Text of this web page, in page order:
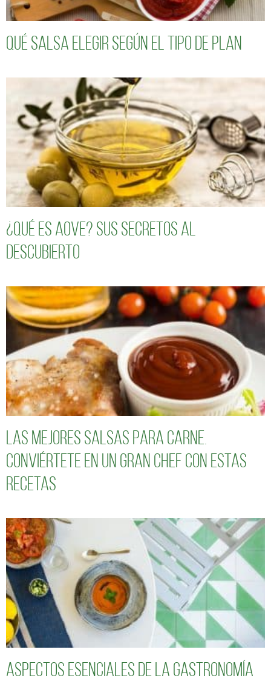
Qué salsa elegir según el tipo de plan
¿Qué es AOVE? Sus secretos al
descubierto
Las mejores salsas para carne.
Conviértete en un gran chef con estas
recetas
Aspectos esenciales de la gastronomía